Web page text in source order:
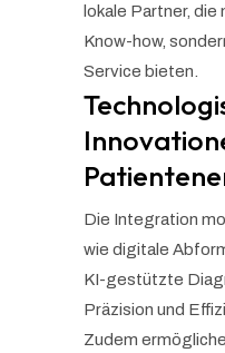
lokale Partner, die
Know-how,
Service bieten.
Die Integration
wie digitale
KI-gestützte
Präzision und
Zudem